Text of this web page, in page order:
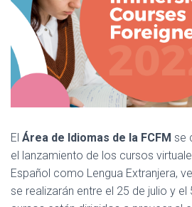
El Área de Idiomas de la FCFM se
el lanzamiento de los cursos
Español como Lengua Extranjera,
se realizarán entre el 25 de julio y